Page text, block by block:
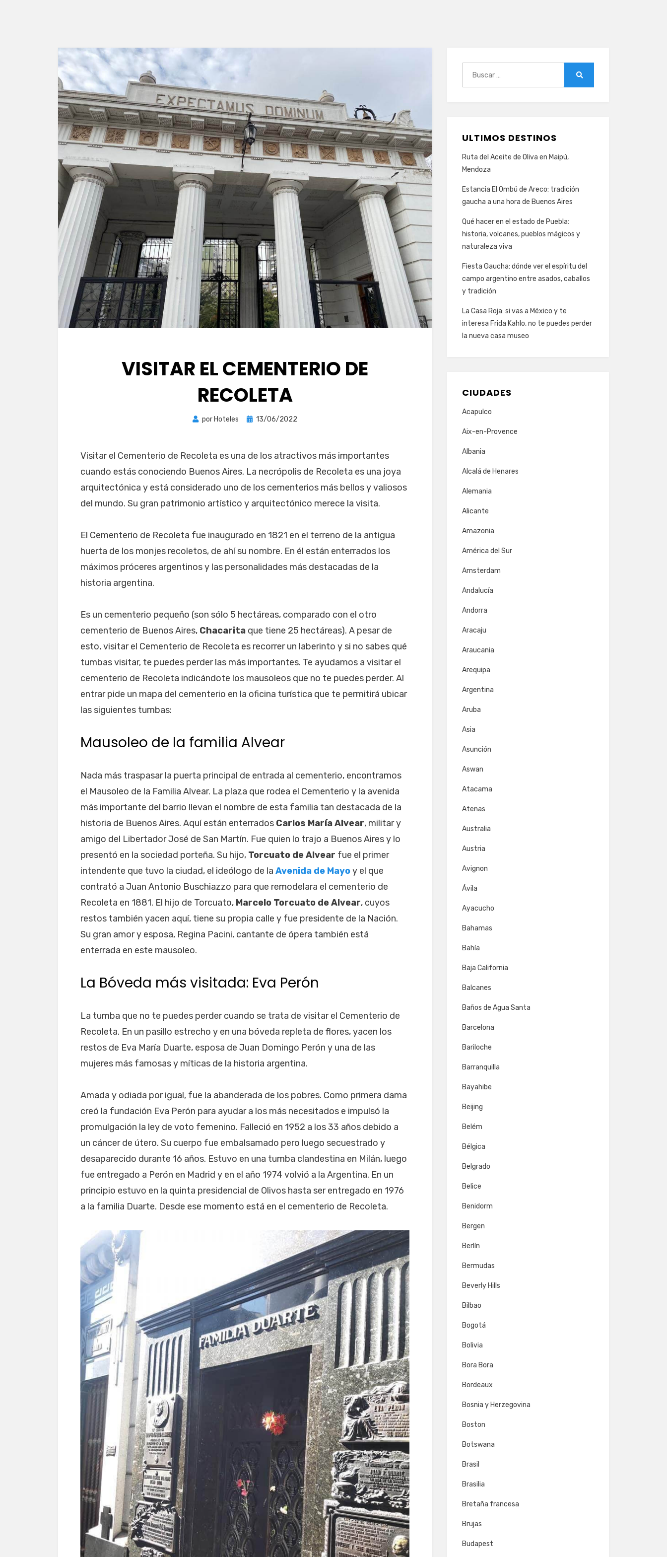
VISITAR EL CEMENTERIO DE
RECOLETA
por Hoteles
Publicada
13/06/2022
Visitar el Cementerio de Recoleta es una de los atractivos más importantes
cuando estás conociendo Buenos Aires. La necrópolis de Recoleta es una joya
arquitectónica y está considerado uno de los cementerios más bellos y valiosos
del mundo. Su gran patrimonio artístico y arquitectónico merece la visita.
El Cementerio de Recoleta fue inaugurado en 1821 en el terreno de la antigua
huerta de los monjes recoletos, de ahí su nombre. En él están enterrados los
máximos próceres argentinos y las personalidades más destacadas de la
historia argentina.
Es un cementerio pequeño (son sólo 5 hectáreas, comparado con el otro
cementerio de Buenos Aires, Chacarita que tiene 25 hectáreas). A pesar de
esto, visitar el Cementerio de Recoleta es recorrer un laberinto y si no sabes qué
tumbas visitar, te puedes perder las más importantes. Te ayudamos a visitar el
cementerio de Recoleta indicándote los mausoleos que no te puedes perder. Al
entrar pide un mapa del cementerio en la oficina turística que te permitirá ubicar
las siguientes tumbas:
Mausoleo de la familia Alvear
Nada más traspasar la puerta principal de entrada al cementerio, encontramos
el Mausoleo de la Familia Alvear. La plaza que rodea el Cementerio y la avenida
más importante del barrio llevan el nombre de esta familia tan destacada de la
historia de Buenos Aires. Aquí están enterrados Carlos María Alvear, militar y
amigo del Libertador José de San Martín. Fue quien lo trajo a Buenos Aires y lo
presentó en la sociedad porteña. Su hijo, Torcuato de Alvear fue el primer
intendente que tuvo la ciudad, el ideólogo de la Avenida de Mayoy el que
contrató a Juan Antonio Buschiazzo para que remodelara el cementerio de
Recoleta en 1881. El hijo de Torcuato, Marcelo Torcuato de Alvear, cuyos
restos también yacen aquí, tiene su propia calle y fue presidente de la Nación.
Su gran amor y esposa, Regina Pacini, cantante de ópera también está
enterrada en este mausoleo.
La Bóveda más visitada: Eva Perón
La tumba que no te puedes perder cuando se trata de visitar el Cementerio de
Recoleta. En un pasillo estrecho y en una bóveda repleta de flores, yacen los
restos de Eva María Duarte, esposa de Juan Domingo Perón y una de las
mujeres más famosas y míticas de la historia argentina.
Amada y odiada por igual, fue la abanderada de los pobres. Como primera dama
creó la fundación Eva Perón para ayudar a los más necesitados e impulsó la
promulgación la ley de voto femenino. Falleció en 1952 a los 33 años debido a
un cáncer de útero. Su cuerpo fue embalsamado pero luego secuestrado y
desaparecido durante 16 años. Estuvo en una tumba clandestina en Milán, luego
fue entregado a Perón en Madrid y en el año 1974 volvió a la Argentina. En un
principio estuvo en la quinta presidencial de Olivos hasta ser entregado en 1976
a la familia Duarte. Desde ese momento está en el cementerio de Recoleta.
ULTIMOS DESTINOS
Ruta del Aceite de Oliva en Maipú,
Mendoza
Estancia El Ombú de Areco: tradición
gaucha a una hora de Buenos Aires
Qué hacer en el estado de Puebla:
historia, volcanes, pueblos mágicos y
naturaleza viva
Fiesta Gaucha: dónde ver el espíritu del
campo argentino entre asados, caballos
y tradición
La Casa Roja: si vas a México y te
interesa Frida Kahlo, no te puedes perder
la nueva casa museo
CIUDADES
Acapulco
Aix-en-Provence
Albania
Alcalá de Henares
Alemania
Alicante
Amazonia
América del Sur
Amsterdam
Andalucía
Andorra
Aracaju
Araucania
Arequipa
Argentina
Aruba
Asia
Asunción
Aswan
Atacama
Atenas
Australia
Austria
Avignon
Ávila
Ayacucho
Bahamas
Bahía
Baja California
Balcanes
Baños de Agua Santa
Barcelona
Bariloche
Barranquilla
Bayahibe
Beijing
Belém
Bélgica
Belgrado
Belice
Benidorm
Bergen
Berlín
Bermudas
Beverly Hills
Bilbao
Bogotá
Bolivia
Bora Bora
Bordeaux
Bosnia y Herzegovina
Boston
Botswana
Brasil
Brasilia
Bretaña francesa
Brujas
Budapest